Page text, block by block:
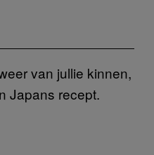
van jullie kinnen,
Japans recept.